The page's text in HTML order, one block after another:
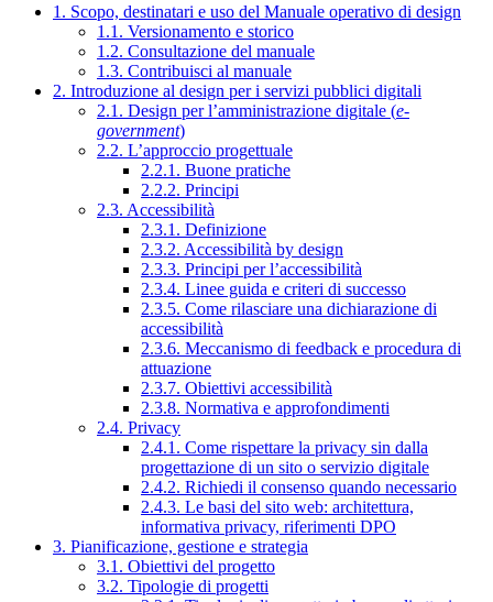
1. Scopo, destinatari e uso del Manuale operativo di design
1.1. Versionamento e storico
1.2. Consultazione del manuale
1.3. Contribuisci al manuale
2. Introduzione al design per i servizi pubblici digitali
2.1. Design per l’amministrazione digitale (e-
government)
2.2. L’approccio progettuale
2.2.1. Buone pratiche
2.2.2. Principi
2.3. Accessibilità
2.3.1. Definizione
2.3.2. Accessibilità by design
2.3.3. Principi per l’accessibilità
2.3.4. Linee guida e criteri di successo
2.3.5. Come rilasciare una dichiarazione di
accessibilità
2.3.6. Meccanismo di feedback e procedura di
attuazione
2.3.7. Obiettivi accessibilità
2.3.8. Normativa e approfondimenti
2.4. Privacy
2.4.1. Come rispettare la privacy sin dalla
progettazione di un sito o servizio digitale
2.4.2. Richiedi il consenso quando necessario
2.4.3. Le basi del sito web: architettura,
informativa privacy, riferimenti DPO
3. Pianificazione, gestione e strategia
3.1. Obiettivi del progetto
3.2. Tipologie di progetti